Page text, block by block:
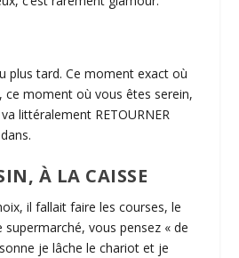
plus tard. Ce moment exact où
ce moment où vous êtes serein,
littéralement RETOURNER
À LA CAISSE
il fallait faire les courses, le
vous pensez « de
je lâche le chariot et je